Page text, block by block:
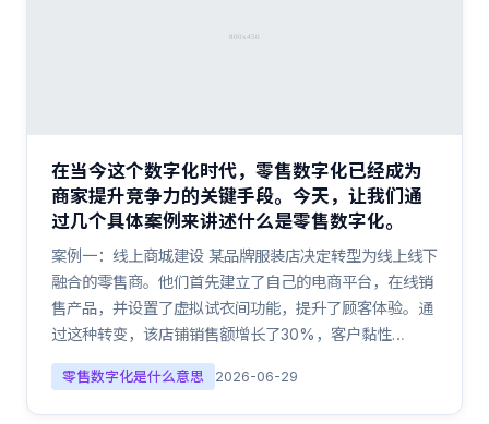
在当今这个数字化时代，零售数字化已经成为
商家提升竞争力的关键手段。今天，让我们通
过几个具体案例来讲述什么是零售数字化。
案例一：线上商城建设 某品牌服装店决定转型为线上线下
融合的零售商。他们首先建立了自己的电商平台，在线销
售产品，并设置了虚拟试衣间功能，提升了顾客体验。通
过这种转变，该店铺销售额增长了30%，客户黏性…
零售数字化是什么意思 2026-06-29